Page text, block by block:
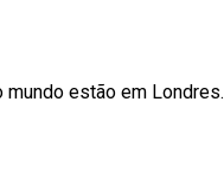
estão em Londres.